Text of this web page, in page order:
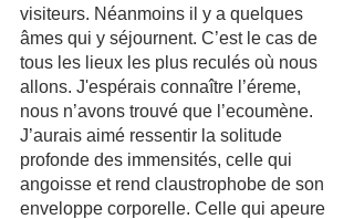
visiteurs. Néanmoins il y a quelques
âmes qui y séjournent. C’est le cas de
tous les lieux les plus reculés où nous
allons. J'espérais connaître l’éreme,
nous n’avons trouvé que l’ecoumène.
J’aurais aimé ressentir la solitude
profonde des immensités, celle qui
angoisse et rend claustrophobe de son
enveloppe corporelle. Celle qui apeure